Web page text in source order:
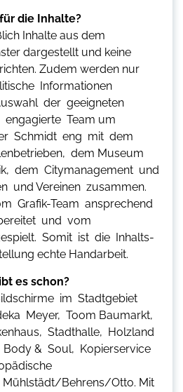
die Inhalte?
Inhalte aus dem
dargestellt und keine
Zudem werden nur
Informationen
der geeigneten
engagierte Team um
Schmidt eng mit dem
dem Museum
dem Citymanagement und
und Vereinen zusammen.
Grafik-Team ansprechend
und vom
Somit ist die Inhalts-
echte Handarbeit.
es schon?
im Stadtgebiet
Meyer, Toom Baumarkt,
Stadthalle, Holzland
Body & Soul, Kopierservice
Mühlstädt/Behrens/Otto. Mit